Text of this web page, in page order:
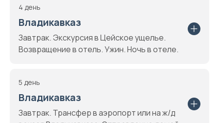
4 день
Владикавказ
Завтрак. Экскурсия в Цейское ущелье.
Возвращение в отель. Ужин. Ночь в отеле.
5 день
Владикавказ
Завтрак. Трансфер в аэропорт или на ж/д